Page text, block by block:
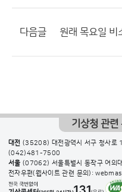
다음글
기상청 관련
대전 (35208) 대전광역시 서구 청사로
(042)481-7500
서울 (07062) 서울특별시 동작구 여의
전자우편(웹사이트 관련 문의):